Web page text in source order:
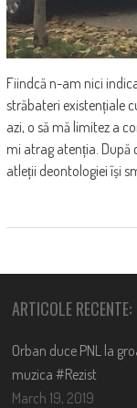
Fiindcă n-am nici
străbateri existențiale
azi, o să mă limitez a
mi atrag atenția. După
atleții deontologiei își
ARTICOLE RECENTE:
Orban duce PNL la
muzica #Rezist
March 19, 2019